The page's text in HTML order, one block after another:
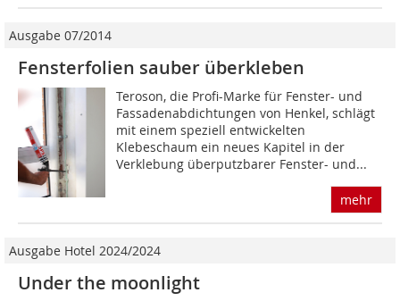
Ausgabe 07/2014
Fensterfolien sauber überkleben
Teroson, die Profi-Marke für Fenster- und
Fassadenabdichtungen von Henkel, schlägt
mit einem speziell entwickelten
Klebeschaum ein neues Kapitel in der
Verklebung überputzbarer Fenster- und...
mehr
Ausgabe Hotel 2024/2024
Under the moonlight